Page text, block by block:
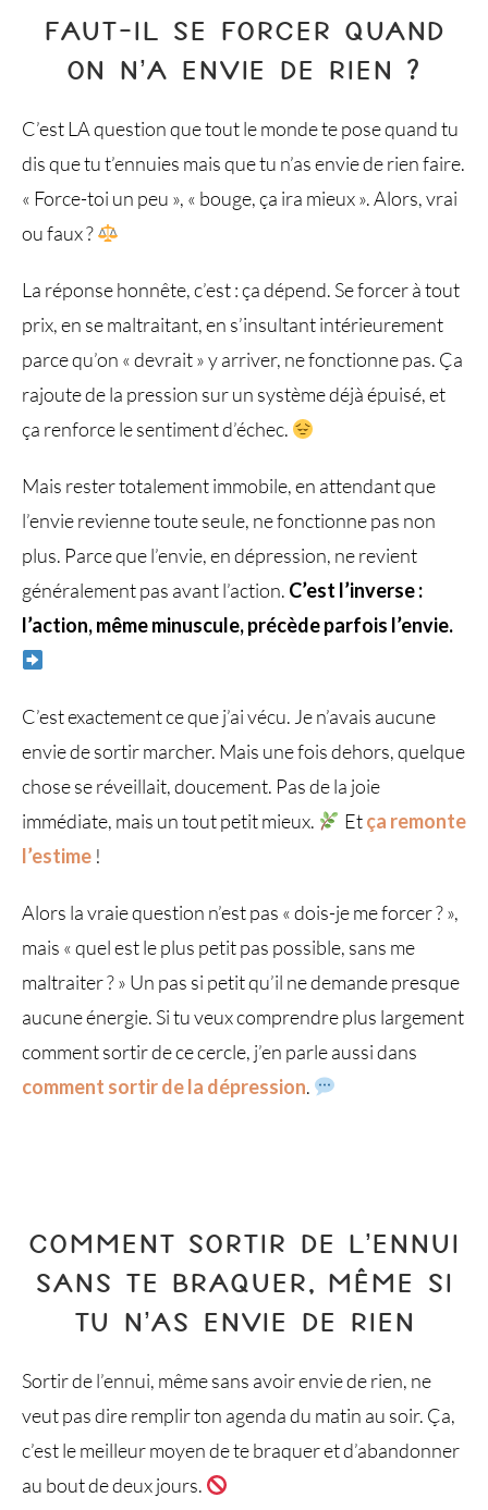
FAUT-IL SE FORCER QUAND
ON N’A ENVIE DE RIEN ?
C’est LA question que tout le monde te pose quand tu
dis que tu t’ennuies mais que tu n’as envie de rien faire.
« Force-toi un peu », « bouge, ça ira mieux ». Alors, vrai
ou faux ?
La réponse honnête, c’est : ça dépend. Se forcer à tout
prix, en se maltraitant, en s’insultant intérieurement
parce qu’on « devrait » y arriver, ne fonctionne pas. Ça
rajoute de la pression sur un système déjà épuisé, et
ça renforce le sentiment d’échec.
Mais rester totalement immobile, en attendant que
l’envie revienne toute seule, ne fonctionne pas non
plus. Parce que l’envie, en dépression, ne revient
généralement pas avant l’action. C’est l’inverse :
l’action, même minuscule, précède parfois l’envie.
C’est exactement ce que j’ai vécu. Je n’avais aucune
envie de sortir marcher. Mais une fois dehors, quelque
chose se réveillait, doucement. Pas de la joie
immédiate, mais un tout petit mieux.
Etça remonte
l’estime !
Alors la vraie question n’est pas « dois-je me forcer ? »,
mais « quel est le plus petit pas possible, sans me
maltraiter ? » Un pas si petit qu’il ne demande presque
aucune énergie. Si tu veux comprendre plus largement
comment sortir de ce cercle, j’en parle aussi dans
comment sortir de la dépression.
COMMENT SORTIR DE L’ENNUI
SANS TE BRAQUER, MÊME SI
TU N’AS ENVIE DE RIEN
Sortir de l’ennui, même sans avoir envie de rien, ne
veut pas dire remplir ton agenda du matin au soir. Ça,
c’est le meilleur moyen de te braquer et d’abandonner
au bout de deux jours.